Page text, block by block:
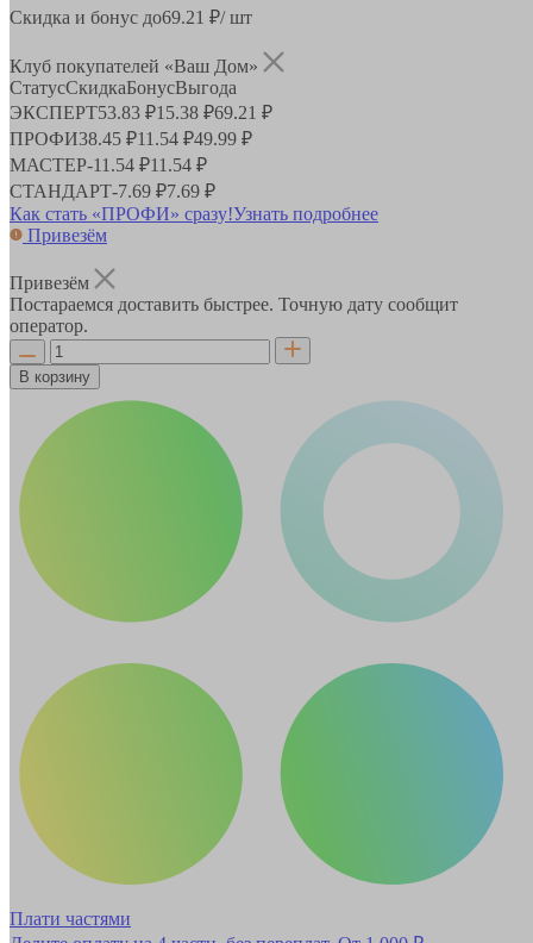
Скидка и бонус до69.21 ₽/ шт
Клуб покупателей «Ваш Дом»
СтатусСкидкаБонусВыгода
ЭКСПЕРТ53.83 ₽15.38 ₽69.21 ₽
ПРОФИ38.45 ₽11.54 ₽49.99 ₽
МАСТЕР-11.54 ₽11.54 ₽
СТАНДАРТ-7.69 ₽7.69 ₽
Как стать «ПРОФИ» сразу!Узнать подробнее
Привезём
Привезём
Постараемся доставить быстрее. Точную дату сообщит
оператор.
В корзину
Плати частями